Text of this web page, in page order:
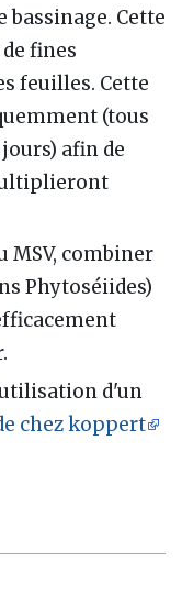
Cette
fines
feuilles. Cette
(tous
afin de
MSV, combiner
Phytoséiides)
d'un
chez koppert